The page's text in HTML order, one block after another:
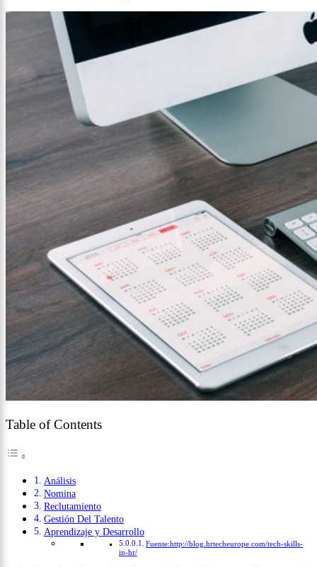
Table of Contents
Análisis
Nomina
Reclutamiento
Gestión Del Talento
Aprendizaje y Desarrollo
Fuente:http://blog.hrtecheurope.com/tech-skills-
in-hr/